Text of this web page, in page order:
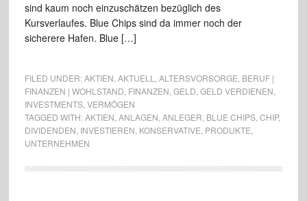
sind kaum noch einzuschätzen bezüglich des
Kursverlaufes. Blue Chips sind da immer noch der
sicherere Hafen. Blue […]
FILED UNDER:AKTIEN AKTUELL ALTERSVORSORGE BERUF |
FINANZEN | WOHLSTAND FINANZEN GELD GELD VERDIENEN
INVESTMENTS, VERMÖGEN
TAGGED WITH:AKTIEN ANLAGEN ANLEGER BLUE CHIPS, CHIP,
DIVIDENDEN INVESTIEREN KONSERVATIVE PRODUKTE
UNTERNEHMEN